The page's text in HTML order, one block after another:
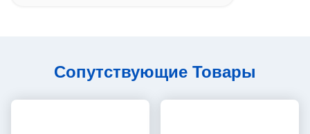
Сопутствующие Товары